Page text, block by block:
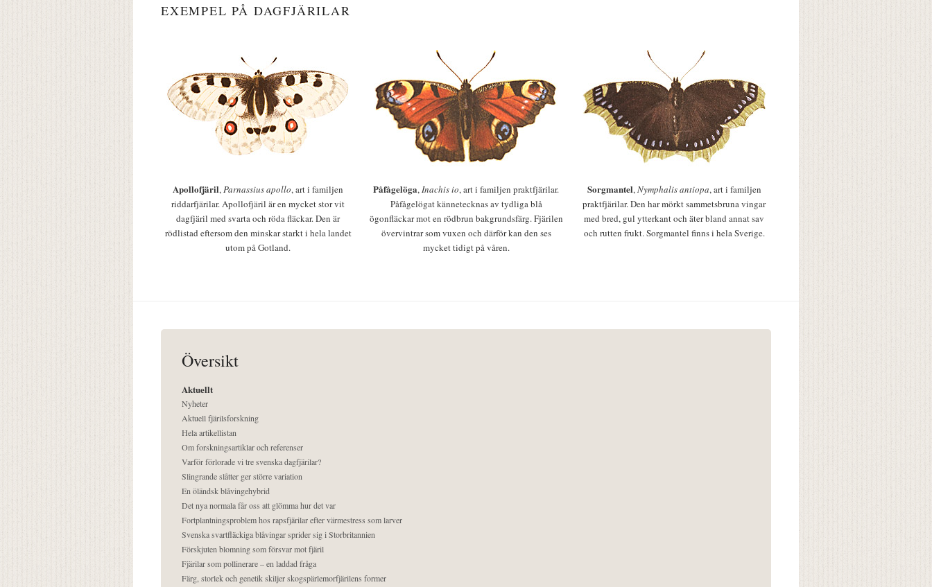
EXEMPEL PÅ DAGFJÄRILAR
Apollofjäril,Parnassius apollo, art i familjen
riddarfjärilar. Apollofjäril är en mycket stor vit
dagfjäril med svarta och röda fläckar. Den är
rödlistad eftersom den minskar starkt i hela landet
utom på Gotland.
Påfågelöga,Inachis io, art i familjen praktfjärilar.
Påfågelögat kännetecknas av tydliga blå
ögonfläckar mot en rödbrun bakgrundsfärg. Fjärilen
övervintrar som vuxen och därför kan den ses
mycket tidigt på våren.
Sorgmantel,Nymphalis antiopa, art i familjen
praktfjärilar. Den har mörkt sammetsbruna vingar
med bred, gul ytterkant och äter bland annat sav
och rutten frukt. Sorgmantel finns i hela Sverige.
Översikt
Aktuellt
Nyheter
Aktuell fjärilsforskning
Hela artikellistan
Om forskningsartiklar och referenser
Varför förlorade vi tre svenska dagfjärilar?
Slingrande slåtter ger större variation
En öländsk blåvingehybrid
Det nya normala får oss att glömma hur det var
Fortplantningsproblem hos rapsfjärilar efter värmestress som larver
Svenska svartfläckiga blåvingar sprider sig i Storbritannien
Förskjuten blomning som försvar mot fjäril
Fjärilar som pollinerare – en laddad fråga
Färg, storlek och genetik skiljer skogspärlemorfjärilens former